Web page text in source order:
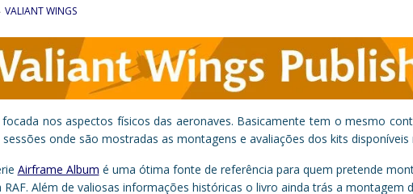
VALIANT WINGS
nos aspectos físicos das aeronaves. Basicamente tem o mesmo
onde são mostradas as montagens e avaliações dos kits disponíveis
Airframe Album é uma ótima fonte de referência para quem pretende
Além de valiosas informações históricas o livro ainda trás a montagem